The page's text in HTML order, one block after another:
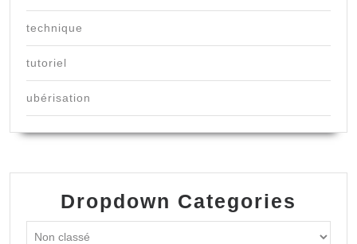
technique
tutoriel
ubérisation
Dropdown Categories